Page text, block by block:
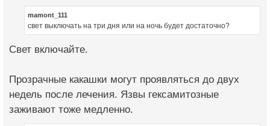
mamont_111
свет выключать на три дня или на ночь будет достаточно?
Свет включайте.
Прозрачные какашки могут проявляться до двух
недель после лечения. Язвы гексамитозные
заживают тоже медленно.